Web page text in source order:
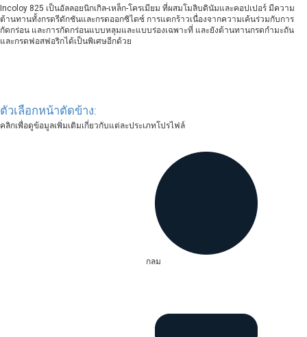
Incoloy 825 เป็นอัลลอยนิกเกิล-เหล็ก-โครเมียม ที่ผสมโมลิบดินัมและคอปเปอร์ มีความ
ต้านทานทั้งกรดรีดักชันและกรดออกซิไดซ์ การแตกร้าวเนื่องจากความเค้นร่วมกับการ
กัดกร่อน และการกัดกร่อนแบบหลุมและแบบร่องเฉพาะที่ และยังต้านทานกรดกำมะถัน
และกรดฟอสฟอริกได้เป็นพิเศษอีกด้วย
ตัวเลือกหน้าตัดข้าง:
คลิกเพื่อดูข้อมูลเพิ่มเติมเกี่ยวกับแต่ละประเภทโปรไฟล์
กลม